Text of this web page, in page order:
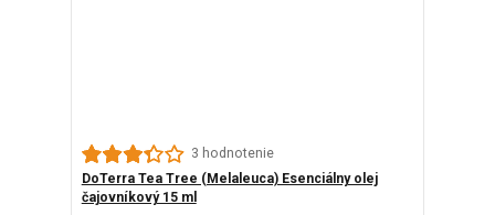
3 hodnotenie
DoTerra Tea Tree (Melaleuca) Esenciálny olej
čajovníkový 15 ml